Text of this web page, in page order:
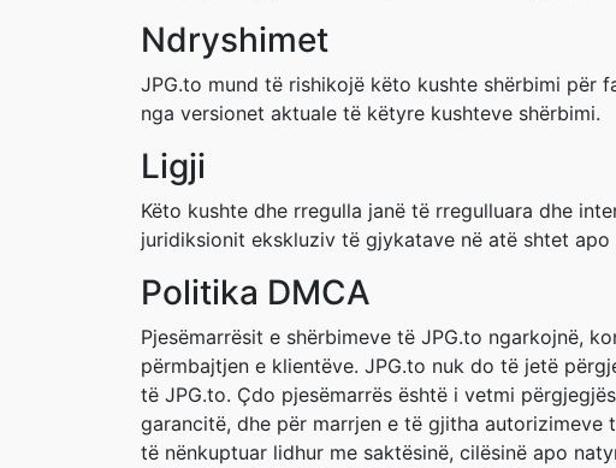
Ndryshimet
JPG.to mund të rishikojë këto kushte shërbimi për
nga versionet aktuale të këtyre kushteve shërbimi.
Ligji
Këto kushte dhe rregulla janë të rregulluara dhe
juridiksionit ekskluziv të gjykatave në atë shtet apo
Politika DMCA
Pjesëmarrësit e shërbimeve të JPG.to ngarkojnë,
përmbajtjen e klientëve. JPG.to nuk do të jetë
të JPG.to. Çdo pjesëmarrës është i vetmi
garancitë, dhe për marrjen e të gjitha autorizimeve
të nënkuptuar lidhur me saktësinë, cilësinë apo